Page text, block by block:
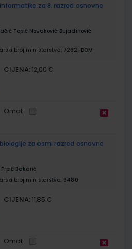
informatike za 8. razred osnovne
Topić Novaković Bujadinović
broj ministarstva: 7262-DOM
CIJENA: 12,00 €
Omot
biologije za osmi razred osnovne
Bakarić
broj ministarstva: 6480
CIJENA: 11,85 €
Omot